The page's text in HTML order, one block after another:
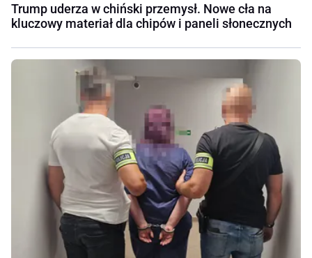
Trump uderza w chiński przemysł. Nowe cła na
kluczowy materiał dla chipów i paneli słonecznych